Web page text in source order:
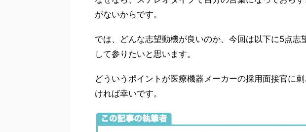
がないからです。
では、どんな志望動機が良いのか、今回は以下に5点志
して参りたいと思います。
どういうポイントが医療機器メーカーの採用面接官に
ければ幸いです。